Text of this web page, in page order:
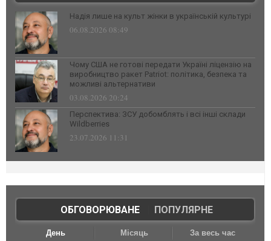
Надія лише на культ жінки в українській культурі
06.08.2026 08:49
Чому США не готові передати Україні ліцензію на
виробництво ракет Patriot: політика, безпека та
можливі альтернативи
03.08.2026 20:24
Перспектива: ЗСУ добомблять і всі інші склади
Wildberries
23.07.2026 11:31
ОБГОВОРЮВАНЕ| ПОПУЛЯРНЕ
День Місяць За весь час